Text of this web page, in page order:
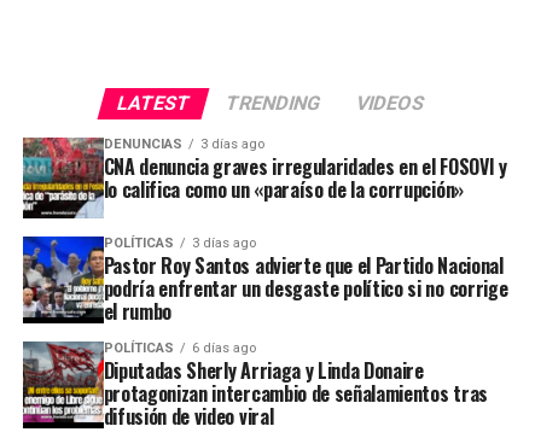
LATEST TRENDING VIDEOS
DENUNCIAS 3 días ago
CNA denuncia graves irregularidades en el FOSOVI y
lo califica como un «paraíso de la corrupción»
POLÍTICAS 3 días ago
Pastor Roy Santos advierte que el Partido Nacional
podría enfrentar un desgaste político si no corrige
el rumbo
POLÍTICAS 6 días ago
Diputadas Sherly Arriaga y Linda Donaire
protagonizan intercambio de señalamientos tras
difusión de video viral